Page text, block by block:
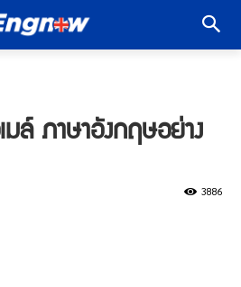
มล์ ภาษาอังกฤษอย่าง
3886